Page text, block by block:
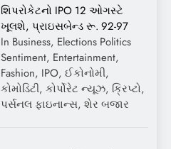
શિપરોકેટનો IPO 12 ઓગસ્ટે
ખૂલશે, પ્રાઇસબેન્ડ રૂ. 92-97
In Business, Elections Politics
Sentiment, Entertainment,
Fashion, IPO, ઈકોનોમી,
કોમોડિટી, કોર્પોરેટ ન્યૂઝ, ક્રિપ્ટો,
પર્સનલ ફાઇનાન્સ, શેર બજાર